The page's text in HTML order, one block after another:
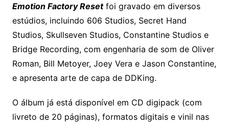
Emotion Factory Resetfoi gravado em diversos
estúdios, incluindo 606 Studios, Secret Hand
Studios, Skullseven Studios, Constantine Studios e
Bridge Recording, com engenharia de som de Oliver
Roman, Bill Metoyer, Joey Vera e Jason Constantine,
e apresenta arte de capa de DDKing.
O álbum já está disponível em CD digipack (com
livreto de 20 páginas), formatos digitais e vinil nas